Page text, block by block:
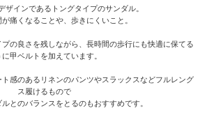
ザインであるトングタイプのサンダル。
痛くなることや、歩きにくいこと。
の良さを残しながら、長時間の歩行にも快適に保てる
に甲ベルトを加えています。
感のあるリネンのパンツやスラックスなどフルレング
ス履けるもので
とのバランスをとるのもおすすめです。